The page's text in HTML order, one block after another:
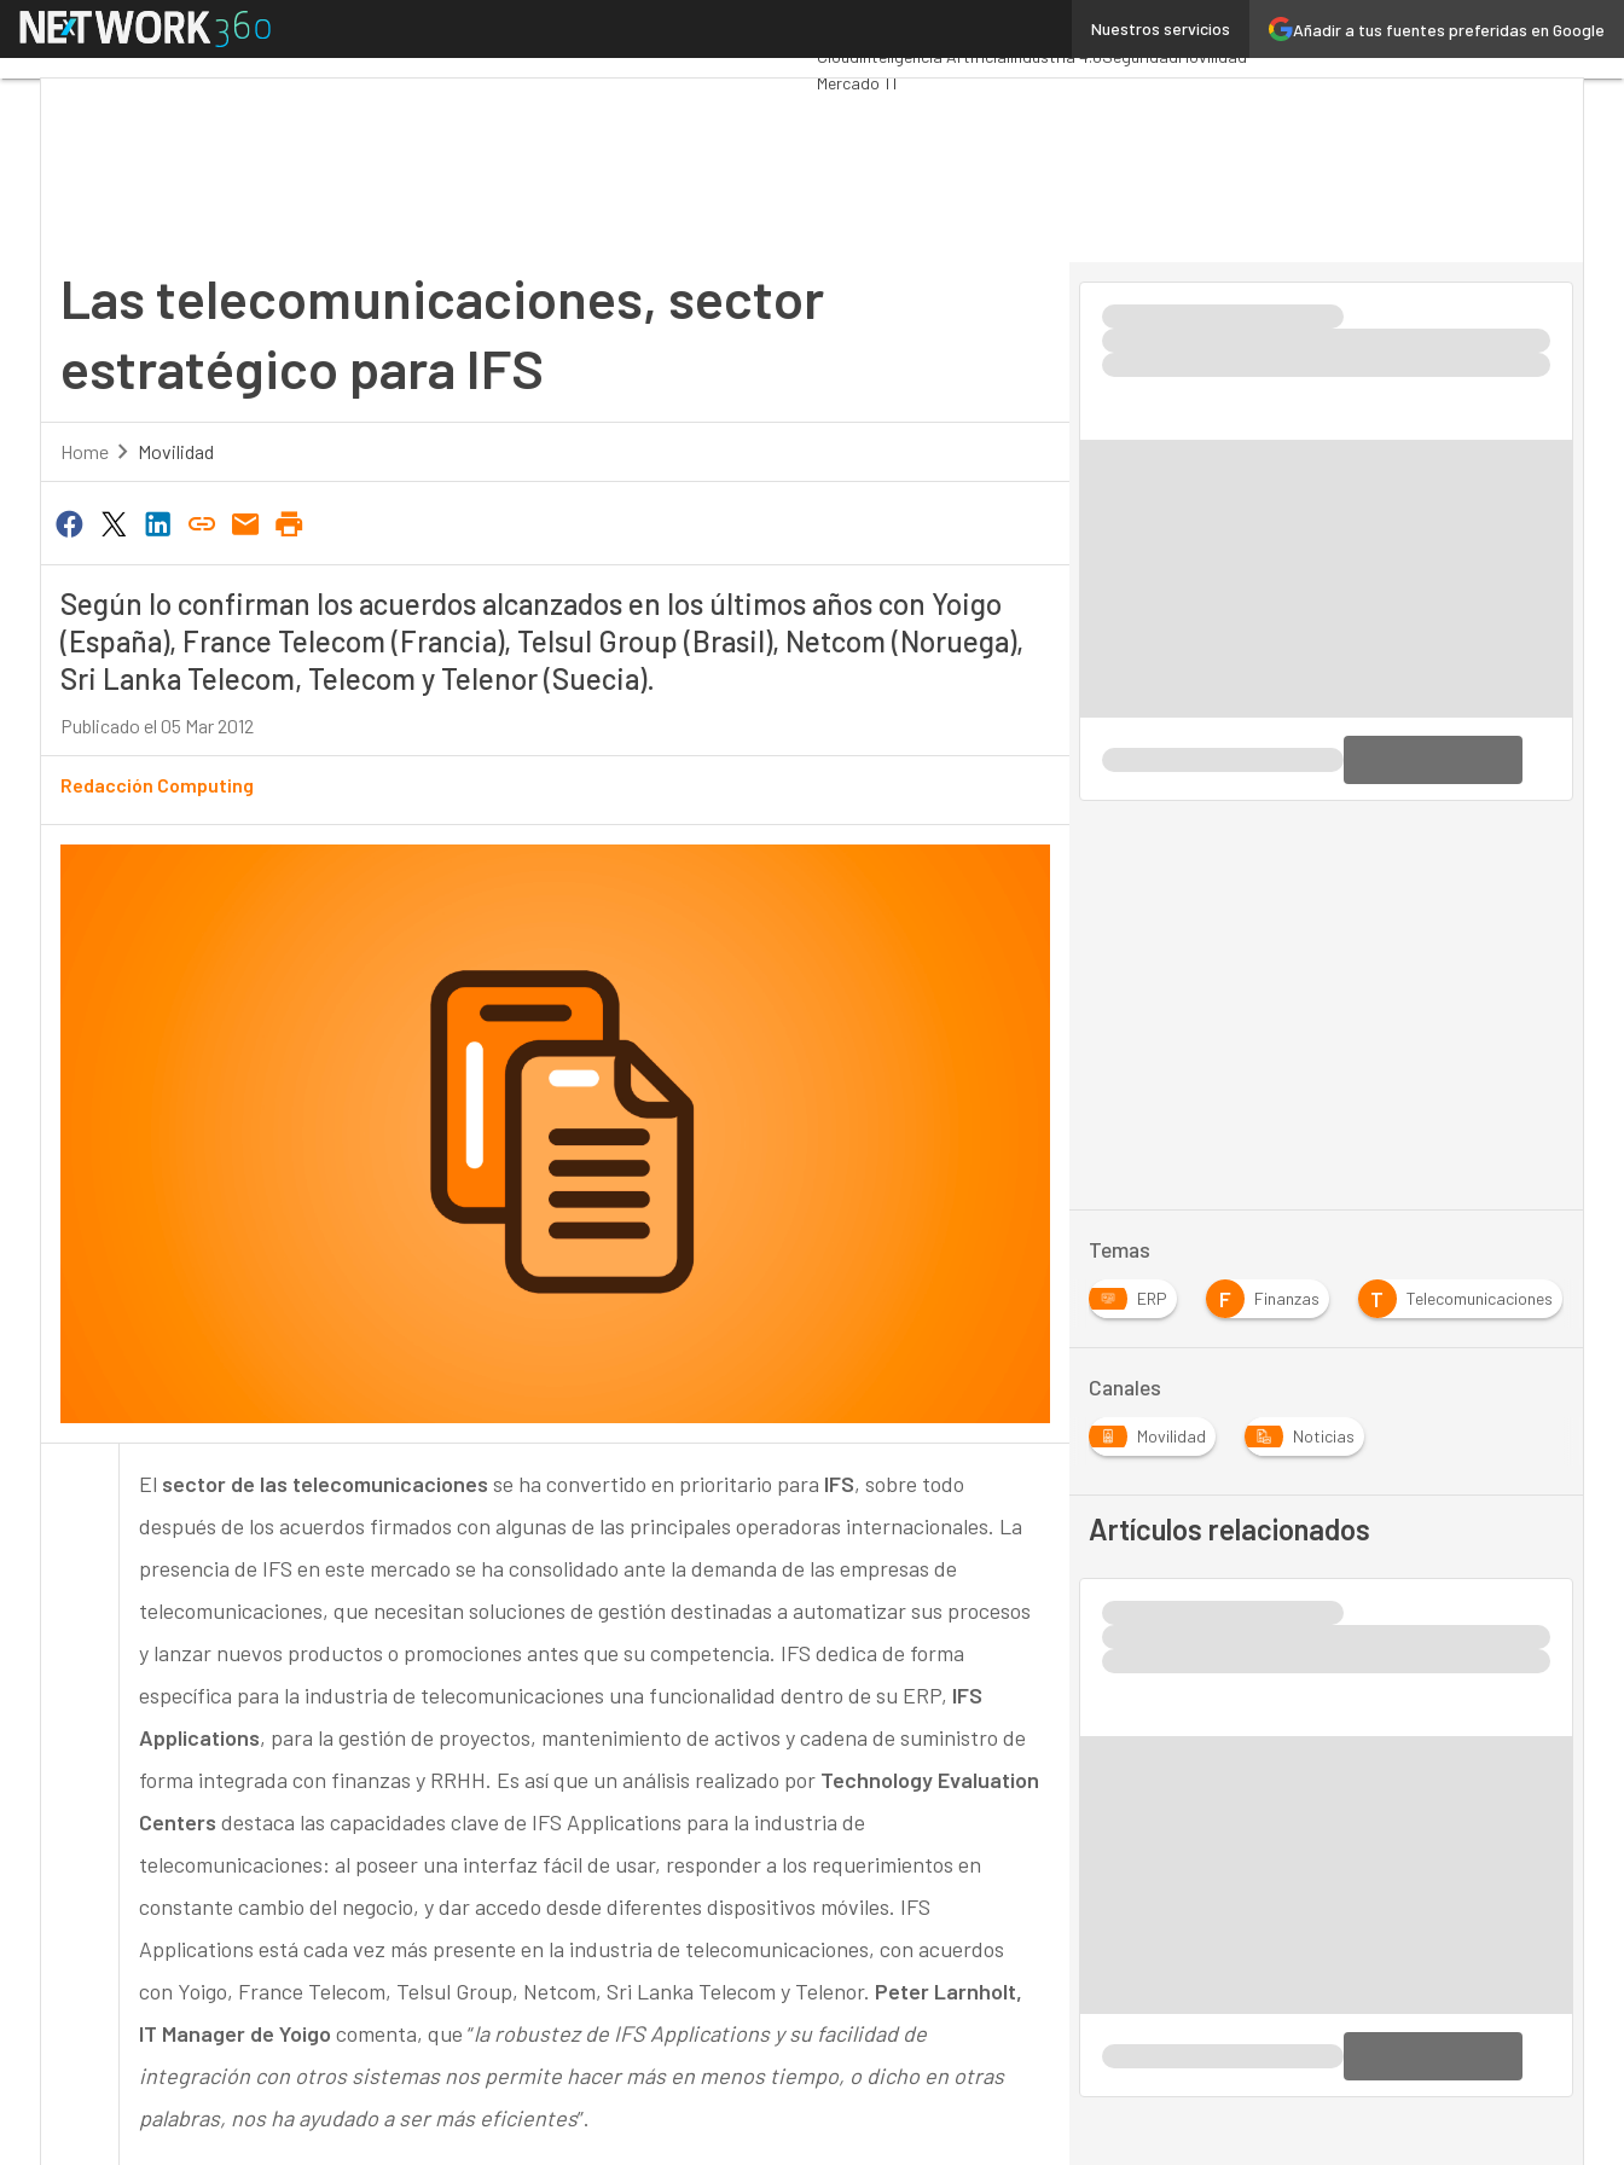
Añadir a tus fuentes preferidas en Google
Nuestros servicios
Menú Administración PúblicaMarTech
CloudInteligencia ArtificialIndustria 4.0SeguridadMovilidad
Mercado TI
Las telecomunicaciones, sector
estratégico para IFS
Home Movilidad
Según lo confirman los acuerdos alcanzados en los últimos años con Yoigo
(España), France Telecom (Francia), Telsul Group (Brasil), Netcom (Noruega),
Sri Lanka Telecom, Telecom y Telenor (Suecia).
Publicado el 05 Mar 2012
Redacción Computing
El sector de las telecomunicaciones se ha convertido en prioritario para IFS, sobre todo
después de los acuerdos firmados con algunas de las principales operadoras internacionales. La
presencia de IFS en este mercado se ha consolidado ante la demanda de las empresas de
telecomunicaciones, que necesitan soluciones de gestión destinadas a automatizar sus procesos
y lanzar nuevos productos o promociones antes que su competencia. IFS dedica de forma
específica para la industria de telecomunicaciones una funcionalidad dentro de su ERP, IFS
Applications, para la gestión de proyectos, mantenimiento de activos y cadena de suministro de
forma integrada con finanzas y RRHH. Es así que un análisis realizado por Technology Evaluation
Centers destaca las capacidades clave de IFS Applications para la industria de
telecomunicaciones: al poseer una interfaz fácil de usar, responder a los requerimientos en
constante cambio del negocio, y dar accedo desde diferentes dispositivos móviles. IFS
Applications está cada vez más presente en la industria de telecomunicaciones, con acuerdos
con Yoigo, France Telecom, Telsul Group, Netcom, Sri Lanka Telecom y Telenor. Peter Larnholt,
IT Manager de Yoigo comenta, que “la robustez de IFS Applications y su facilidad de
integración con otros sistemas nos permite hacer más en menos tiempo, o dicho en otras
palabras, nos ha ayudado a ser más eficientes”.
Temas
ERP F Finanzas T Telecomunicaciones
Canales
Movilidad Noticias
Artículos relacionados